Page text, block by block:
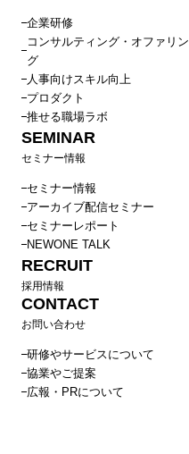
企業研修
コンサルティング・オファリン
グ
人事向けスキル向上
プロダクト
推せる職場ラボ
SEMINAR
セミナー情報
セミナー情報
アーカイブ配信セミナー
セミナーレポート
NEWONE TALK
RECRUIT
採用情報
CONTACT
お問い合わせ
研修やサービスについて
協業やご提案
広報・PRについて